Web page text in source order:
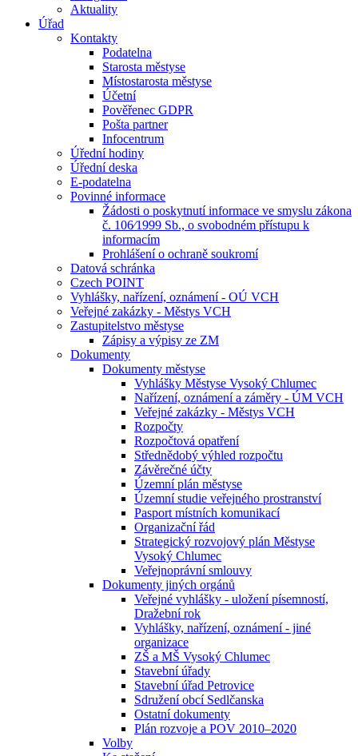
Aktuality
Úřad
Kontakty
Podatelna
Starosta městyse
Místostarosta městyse
Účetní
Pověřenec GDPR
Pošta partner
Infocentrum
Úřední hodiny
Úřední deska
E-podatelna
Povinné informace
Žádosti o poskytnutí informace ve smyslu zákona
č. 106⁄1999 Sb., o svobodném přístupu k
informacím
Prohlášení o ochraně soukromí
Datová schránka
Czech POINT
Vyhlášky, nařízení, oznámení - OÚ VCH
Veřejné zakázky - Městys VCH
Zastupitelstvo městyse
Zápisy a výpisy ze ZM
Dokumenty
Dokumenty městyse
Vyhlášky Městyse Vysoký Chlumec
Nařízení, oznámení a záměry - ÚM VCH
Veřejné zakázky - Městys VCH
Rozpočty
Rozpočtová opatření
Střednědobý výhled rozpočtu
Závěrečné účty
Územní plán městyse
Územní studie veřejného prostranství
Pasport místních komunikací
Organizační řád
Strategický rozvojový plán Městyse
Vysoký Chlumec
Veřejnoprávní smlouvy
Dokumenty jiných orgánů
Veřejné vyhlášky - uložení písemností,
Dražební rok
Vyhlášky, nařízení, oznámení - jiné
organizace
ZŠ a MŠ Vysoký Chlumec
Stavební úřady
Stavební úřad Petrovice
Sdružení obcí Sedlčanska
Ostatní dokumenty
Plán rozvoje a POV 2010–2020
Volby